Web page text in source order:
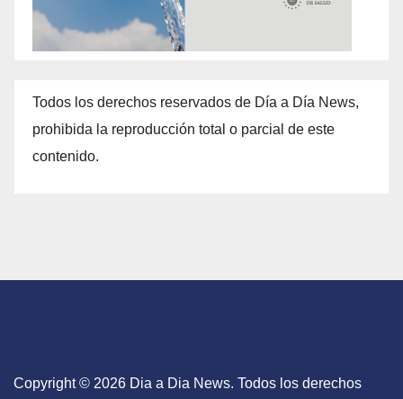
Todos los derechos reservados de Día a Día News,
prohibida la reproducción total o parcial de este
contenido.
Copyright © 2026 Dia a Dia News. Todos los derechos